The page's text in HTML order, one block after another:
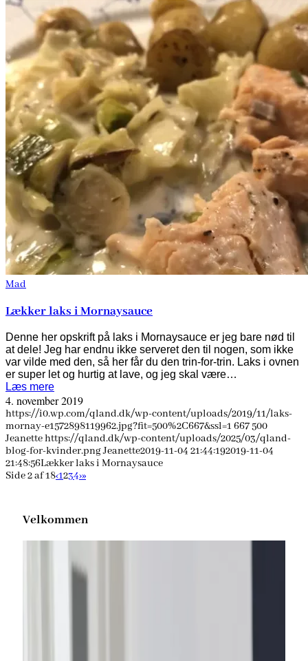
Mad
Lækker laks i Mornaysauce
Denne her opskrift på laks i Mornaysauce er jeg bare nød til
at dele! Jeg har endnu ikke serveret den til nogen, som ikke
var vilde med den, så her får du den trin-for-trin. Laks i ovnen
er super let og hurtig at lave, og jeg skal være…
Læs mere
4. november 2019
https://i0.wp.com/qland.dk/wp-content/uploads/2019/11/laks-
mornay-e1572898119962.jpg?fit=500%2C667&ssl=1 667500
Jeanettehttps://qland.dk/wp-content/uploads/2025/03/qland-
blog-for-kvinder.pngJeanette2019-11-04 21:44:192019-11-04
21:48:56Lækker laks i Mornaysauce
Side 2 af 18‹1234›»
Velkommen